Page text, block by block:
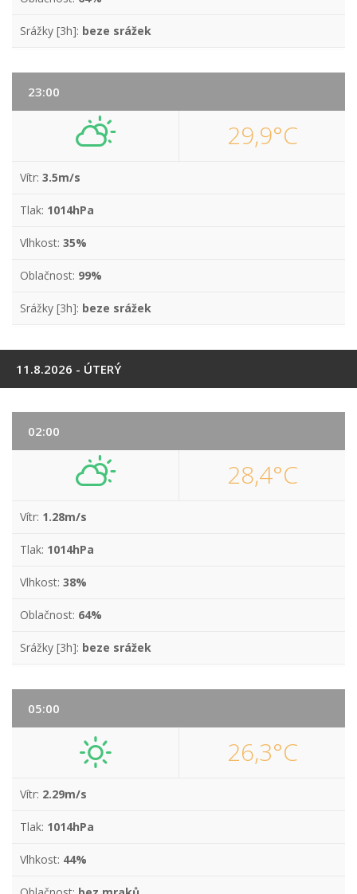
Srážky [3h]: beze srážek
23:00
29,9°C
Vítr: 3.5m/s
Tlak: 1014hPa
Vlhkost: 35%
Oblačnost: 99%
Srážky [3h]: beze srážek
11.8.2026 - ÚTERÝ
02:00
28,4°C
Vítr: 1.28m/s
Tlak: 1014hPa
Vlhkost: 38%
Oblačnost: 64%
Srážky [3h]: beze srážek
05:00
26,3°C
Vítr: 2.29m/s
Tlak: 1014hPa
Vlhkost: 44%